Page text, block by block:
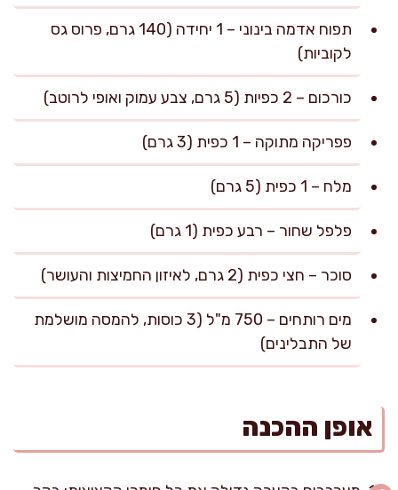
תפוח אדמה בינוני – 1 יחידה (140 גרם, פרוס גס
לקוביות)
כורכום – 2 כפיות (5 גרם, צבע עמוק ואופי לרוטב)
פפריקה מתוקה – 1 כפית (3 גרם)
מלח – 1 כפית (5 גרם)
פלפל שחור – רבע כפית (1 גרם)
סוכר – חצי כפית (2 גרם, לאיזון החמיצות והעושר)
מים רותחים – 750 מ"ל (3 כוסות, להמסה מושלמת
של התבלינים)
אופן ההכנה